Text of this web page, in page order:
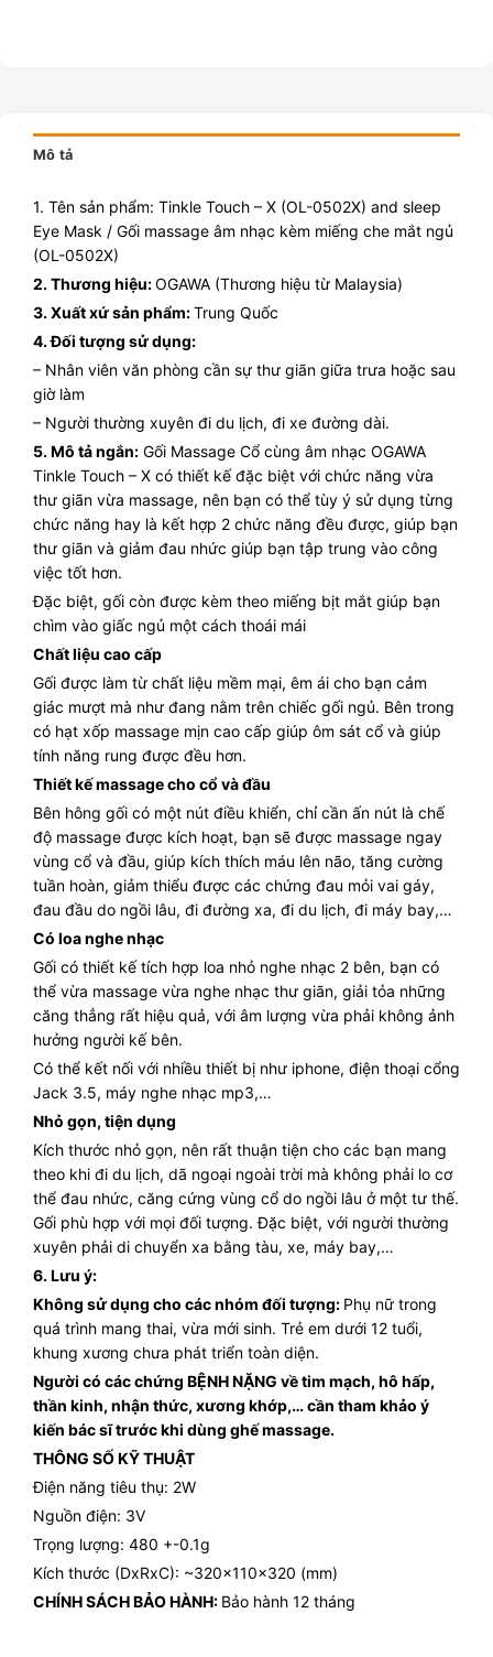
Mô tả
1. Tên sản phẩm: Tinkle Touch – X (OL-0502X) and sleep
Eye Mask / Gối massage âm nhạc kèm miếng che mắt ngủ
(OL-0502X)
2. Thương hiệu:OGAWA (Thương hiệu từ Malaysia)
3. Xuất xứ sản phẩm:Trung Quốc
4. Đối tượng sử dụng:
– Nhân viên văn phòng cần sự thư giãn giữa trưa hoặc sau
giờ làm
– Người thường xuyên đi du lịch, đi xe đường dài.
5. Mô tả ngắn: Gối Massage Cổ cùng âm nhạc OGAWA
Tinkle Touch – X có thiết kế đặc biệt với chức năng vừa
thư giãn vừa massage, nên bạn có thể tùy ý sử dụng từng
chức năng hay là kết hợp 2 chức năng đều được, giúp bạn
thư giãn và giảm đau nhức giúp bạn tập trung vào công
việc tốt hơn.
Đặc biệt, gối còn được kèm theo miếng bịt mắt giúp bạn
chìm vào giấc ngủ một cách thoái mái
Chất liệu cao cấp
Gối được làm từ chất liệu mềm mại, êm ái cho bạn cảm
giác mượt mà như đang nằm trên chiếc gối ngủ. Bên trong
có hạt xốp massage mịn cao cấp giúp ôm sát cổ và giúp
tính năng rung được đều hơn.
Thiết kế massage cho cổ và đầu
Bên hông gối có một nút điều khiển, chỉ cần ấn nút là chế
độ massage được kích hoạt, bạn sẽ được massage ngay
vùng cổ và đầu, giúp kích thích máu lên não, tăng cường
tuần hoàn, giảm thiểu được các chứng đau mỏi vai gáy,
đau đầu do ngồi lâu, đi đường xa, đi du lịch, đi máy bay,…
Có loa nghe nhạc
Gối có thiết kế tích hợp loa nhỏ nghe nhạc 2 bên, bạn có
thể vừa massage vừa nghe nhạc thư giãn, giải tỏa những
căng thẳng rất hiệu quả, với âm lượng vừa phải không ảnh
hưởng người kế bên.
Có thể kết nối với nhiều thiết bị như iphone, điện thoại cổng
Jack 3.5, máy nghe nhạc mp3,…
Nhỏ gọn, tiện dụng
Kích thước nhỏ gọn, nên rất thuận tiện cho các bạn mang
theo khi đi du lịch, dã ngoại ngoài trời mà không phải lo cơ
thể đau nhức, căng cứng vùng cổ do ngồi lâu ở một tư thế.
Gối phù hợp với mọi đối tượng. Đặc biệt, với người thường
xuyên phải di chuyển xa bằng tàu, xe, máy bay,…
6. Lưu ý:
Không sử dụng cho các nhóm đối tượng: Phụ nữ trong
quá trình mang thai, vừa mới sinh. Trẻ em dưới 12 tuổi,
khung xương chưa phát triển toàn diện.
Người có các chứng BỆNH NẶNG về tim mạch, hô hấp,
thần kinh, nhận thức, xương khớp,… cần tham khảo ý
kiến bác sĩ trước khi dùng ghế massage.
THÔNG SỐ KỸ THUẬT
Điện năng tiêu thụ: 2W
Nguồn điện: 3V
Trọng lượng: 480 +-0.1g
Kích thước (DxRxC): ~320x110x320 (mm)
CHÍNH SÁCH BẢO HÀNH: Bảo hành 12 tháng